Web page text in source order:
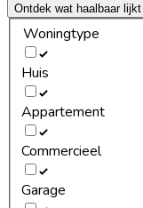
Ontdek wat haalbaar
Woningtype
Huis
Appartement
Commercieel
Garage